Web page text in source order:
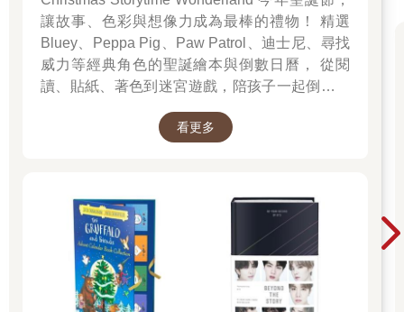
讓故事、色彩與想像力成為最棒的禮物！ 精選
Bluey、Peppa Pig、Paw Patrol、迪士尼、尋找
威力等經典角色的聖誕繪本與倒數日曆， 從閱
讀、貼紙、著色到迷宮遊戲，陪孩子一起倒數歡
滿的驚喜與節慶溫度， Read it, Play it, Feel the
看更多